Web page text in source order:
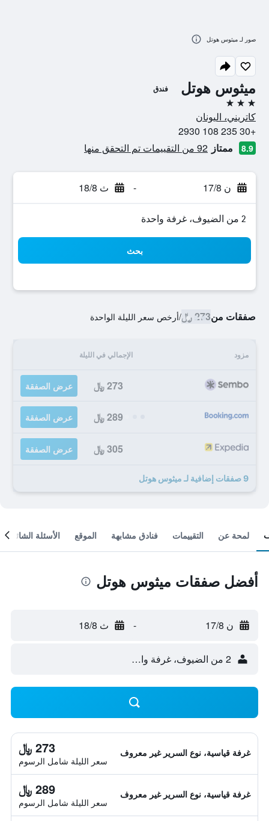
ميثوس هوتل فندق
3 نجوم
كاتريني، اليونان
+30 235 108 2930
8.9 ممتاز 92 من التقييمات تم التحقق منها
ن 17/8 - ث 18/8
2 من الضيوف، غرفة واحدة
بحث
صفقات من273 ﷼ /أرخص سعر الليلة الواحدة
مزود الإجمالي في الليلة
273 ﷼ عرض الصفقة
289 ﷼ عرض الصفقة
305 ﷼ عرض الصفقة
9 صفقات إضافية لـ ميثوس هوتل
صور لـ ميثوس هوتل
لمحة عن التقييمات فنادق مشابهة الموقع الأسئلة الشائعة
أفضل صفقات ميثوس هوتل
ن 17/8 - ث 18/8
2 من الضيوف، غرفة واحدة
غرفة قياسية، نوع السرير غير معروف 273 ﷼
سعر الليلة شامل الرسوم
غرفة قياسية، نوع السرير غير معروف 289 ﷼
سعر الليلة شامل الرسوم